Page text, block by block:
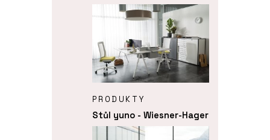
PRODUKTY
Stůl yuno - Wiesner-Hager